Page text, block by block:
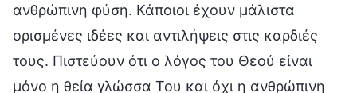
ανθρώπινη φύση. Κάποιοι έχουν μάλιστα
ορισμένες ιδέες και αντιλήψεις στις καρδιές
τους. Πιστεύουν ότι ο λόγος του Θεού είναι
μόνο η θεία γλώσσα Του και όχι η ανθρώπινη